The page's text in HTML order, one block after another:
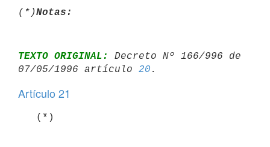
(*)Notas:
TEXTO ORIGINAL:
Decreto Nº 166/996 de
07/05/1996 artículo 20
Artículo 21
   (*)